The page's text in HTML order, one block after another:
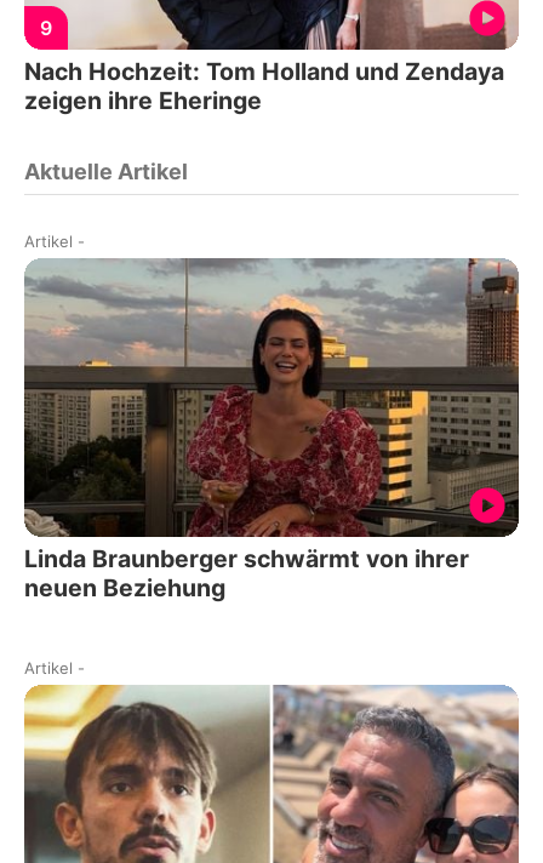
9
Nach Hochzeit: Tom Holland und Zendaya
zeigen ihre Eheringe
Aktuelle Artikel
Artikel -
Linda Braunberger schwärmt von ihrer
neuen Beziehung
Artikel -